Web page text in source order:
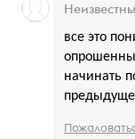
все это
начинать